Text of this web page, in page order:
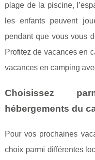
plage de la piscine,
les enfants peuvent
pendant que vous vous
Profitez de vacances en
vacances en camping
Choisissez
hébergements du
Pour vos prochaines
choix parmi différentes